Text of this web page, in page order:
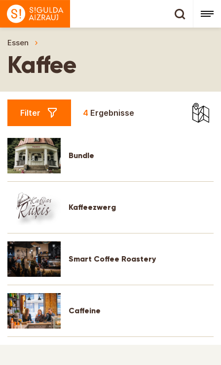
Essen
Kaffee
Filter 4 Ergebnisse
Bundle
Kaffeezwerg
Smart Coffee Roastery
Caffeine